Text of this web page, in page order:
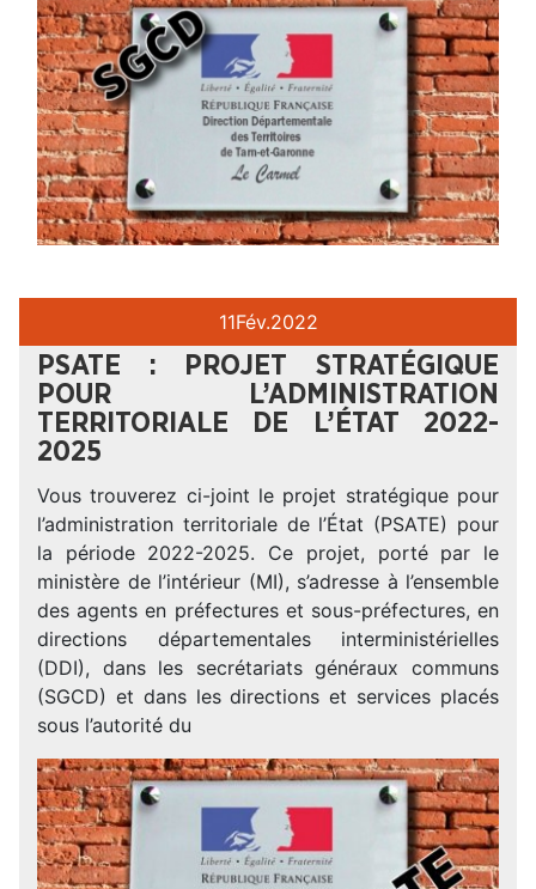
11Fév.2022
PSATE : PROJET STRATÉGIQUE
POUR L’ADMINISTRATION
TERRITORIALE DE L’ÉTAT 2022-
2025
Vous trouverez ci-joint le projet stratégique pour
l’administration territoriale de l’État (PSATE) pour
la période 2022-2025. Ce projet, porté par le
ministère de l’intérieur (MI), s’adresse à l’ensemble
des agents en préfectures et sous-préfectures, en
directions départementales interministérielles
(DDI), dans les secrétariats généraux communs
(SGCD) et dans les directions et services placés
sous l’autorité du